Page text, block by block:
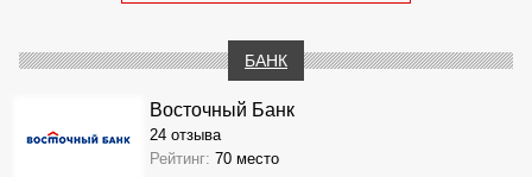
БАНК
Восточный Банк
24 отзыва
Рейтинг: 70 место